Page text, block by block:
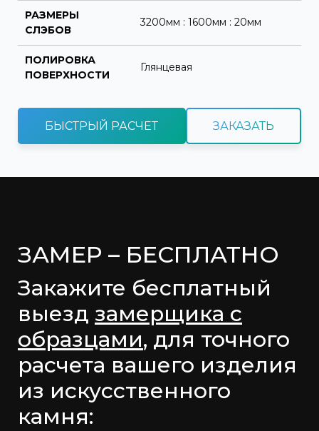
РАЗМЕРЫ
СЛЭБОВ
3200мм : 1600мм : 20мм
ПОЛИРОВКА
ПОВЕРХНОСТИ
Глянцевая
БЫСТРЫЙ РАСЧЕТ ЗАКАЗАТЬ
ЗАМЕР – БЕСПЛАТНО
Закажите бесплатный
выезд замерщика с
образцами, для точного
расчета вашего изделия
из искусственного
камня: